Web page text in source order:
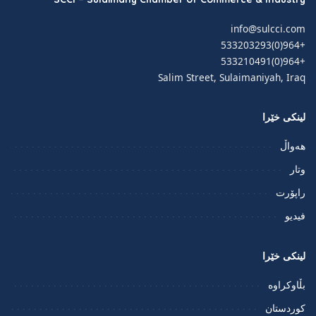
info@sulcci.com
+964(0)533203293
+964(0)533210491
Salim Street, Sulaimaniyah, Iraq
لینکی خێرا
هەواڵ
وتار
راپۆرت
فيديو
لینکی خێرا
بڵاوکراوە
کوردستان